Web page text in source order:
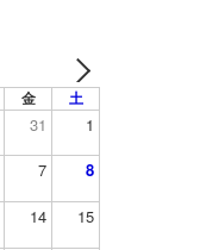
金 土
31 1
7 8
14 15